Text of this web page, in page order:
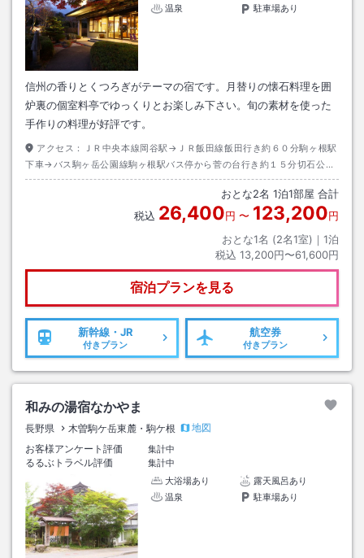
温泉
駐車場あり
信州の香りとくつろぎがテーマの宿です。月替りの懐石料理を囲
炉裏の個室料亭でゆっくりとお楽しみ下さい。旬の素材を使った
手作りの料理が好評です。
アクセス：
ＪＲ中央本線岡谷駅→ＪＲ飯田線飯田行き約６０分駒ヶ根駅
下車→バス駒ヶ岳公園線駒ヶ根駅バス停から菅の台行き約１５分切石公園
下バス停下車→徒歩約０分
おとな2名 1泊1部屋 合計
税込 26,400円 〜 123,200円
おとな1名 (2名1室)｜ 1泊
税込 13,200円〜61,600円
宿泊プランを見る
新幹線・JR
付きプラン
航空券
付きプラン
和みの湯宿なかやま
長野県 木曽駒ケ岳東麓・駒ケ根
地図
お客様アンケート評価
集計中
るるぶトラベル評価
集計中
大浴場あり
露天風呂あり
温泉
駐車場あり